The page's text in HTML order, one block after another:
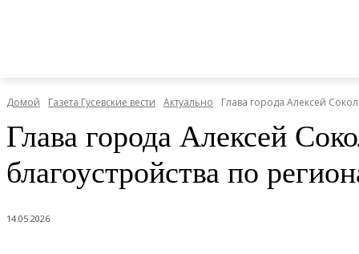
Домой Газета Гусевские вести Актуально Глава города Алексей
Глава города Алексей
благоустройства по
14.05.2026